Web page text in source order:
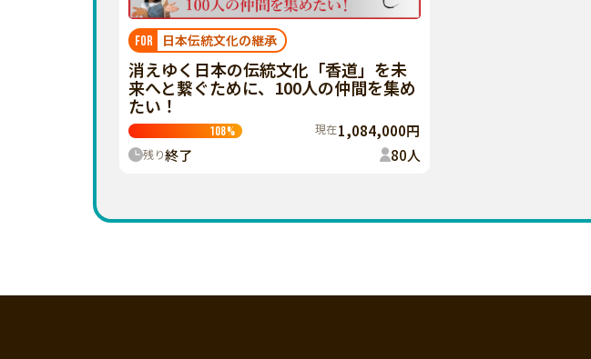
FOR 日本伝統文化の継承
消えゆく日本の伝統文化「香道」を未
来へと繋ぐために、100人の仲間を集め
たい！
108% 現在1,084,000円
残り終了 80人